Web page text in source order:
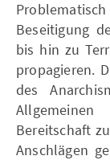
Beseitigung
bis hin zu
propagieren.
des
Bereitschaft
Anschlägen